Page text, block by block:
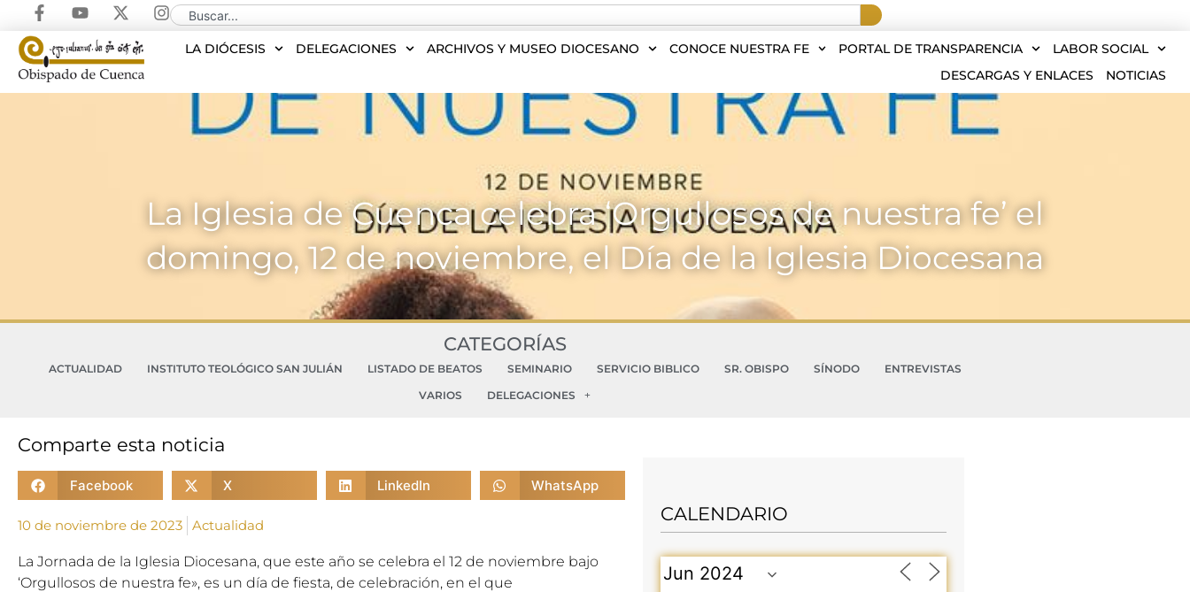
LA DIÓCESIS DELEGACIONES ARCHIVOS Y MUSEO DIOCESANO CONOCE NUESTRA FE PORTAL DE TRANSPARENCIA
LABOR SOCIAL
DESCARGAS Y ENLACES
NOTICIAS
La Iglesia de Cuenca celebra ‘Orgullosos de nuestra fe’ el
domingo, 12 de noviembre, el Día de la Iglesia Diocesana
CATEGORÍAS
ACTUALIDAD INSTITUTO TEOLÓGICO SAN JULIÁN LISTADO DE BEATOS SEMINARIO SERVICIO BIBLICO SR. OBISPO SÍNODO
ENTREVISTAS
VARIOS
DELEGACIONES
Comparte esta noticia
Facebook X LinkedIn WhatsApp
10 de noviembre de 2023 Actualidad
La Jornada de la Iglesia Diocesana, que este año se celebra el 12 de noviembre bajo
‘Orgullosos de nuestra fe», es un día de fiesta, de celebración, en el que
CALENDARIO